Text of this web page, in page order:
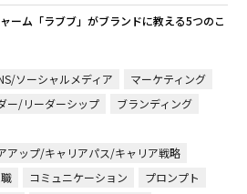
ーム「ラブブ」がブランドに教える5つのこ
ソーシャルメディア
マーケティング
ー/リーダーシップ
ブランディング
アップ/キャリアパス/キャリア戦略
コミュニケーション プロンプト